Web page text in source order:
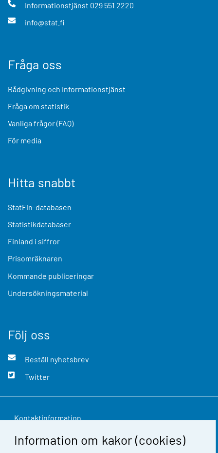
Information om kakor (cookies)
Informationstjänst 029 551 2220
info@stat.fi
Fråga oss
Rådgivning och informationstjänst
Fråga om statistik
Vanliga frågor (FAQ)
För media
Hitta snabbt
StatFin-databasen
Statistikdatabaser
Finland i siffror
Prisomräknaren
Kommande publiceringar
Undersökningsmaterial
Följ oss
Beställ nyhetsbrev
Twitter
Kontaktinformation
Respons